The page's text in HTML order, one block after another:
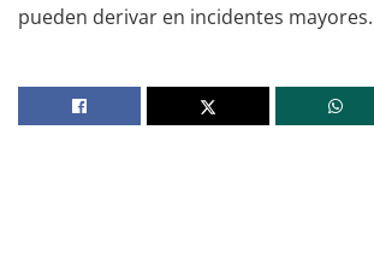
pueden derivar en incidentes mayores.